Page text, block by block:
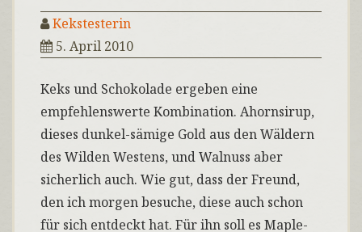
Kekstesterin
5. April 2010
Keks und Schokolade ergeben eine
empfehlenswerte Kombination. Ahornsirup,
dieses dunkel-sämige Gold aus den Wäldern
des Wilden Westens, und Walnuss aber
sicherlich auch. Wie gut, dass der Freund,
den ich morgen besuche, diese auch schon
für sich entdeckt hat. Für ihn soll es Maple-